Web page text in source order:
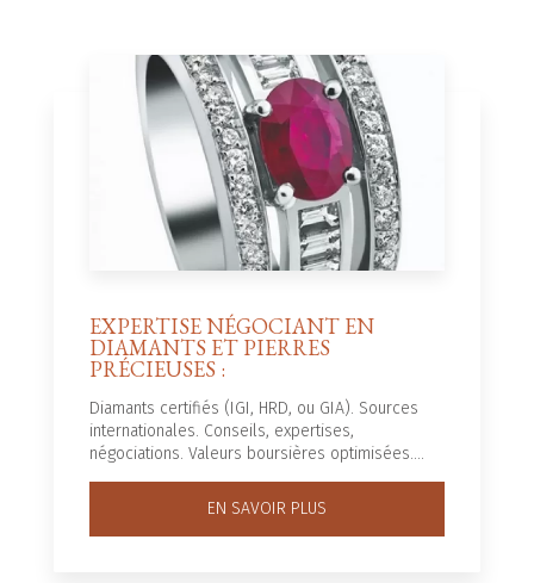
EXPERTISE NÉGOCIANT EN
DIAMANTS ET PIERRES
PRÉCIEUSES :
Diamants certifiés (IGI, HRD, ou GIA). Sources
internationales. Conseils, expertises,
négociations. Valeurs boursières optimisées....
EN SAVOIR PLUS